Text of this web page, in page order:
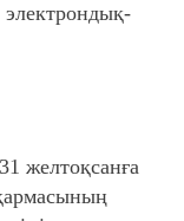
электрондық-
желтоқсанға